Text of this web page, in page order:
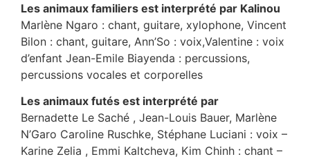
Les animaux familiers est interprété par Kalinou
Marlène Ngaro : chant, guitare, xylophone, Vincent
Bilon : chant, guitare, Ann’So : voix,Valentine : voix
d’enfant Jean-Emile Biayenda : percussions,
percussions vocales et corporelles
Les animaux futés est interprété par
Bernadette Le Saché , Jean-Louis Bauer, Marlène
N’Garo Caroline Ruschke, Stéphane Luciani : voix –
Karine Zelia , Emmi Kaltcheva, Kim Chinh : chant –